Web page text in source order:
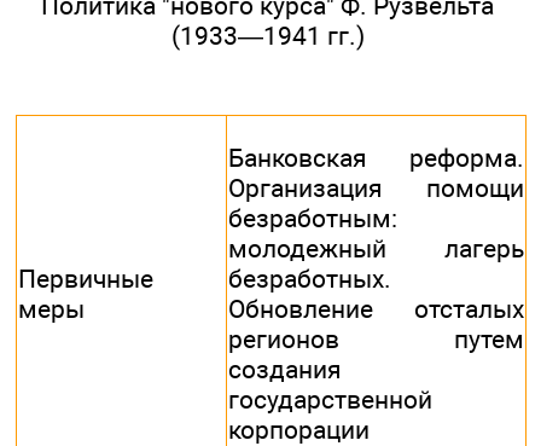
(1933—1941 гг.)
Первичные
меры
Банковская реформа.
Организация помощи
безработным:
молодежный лагерь
безработных.
Обновление отсталых
регионов путем
создания
государственной
корпорации